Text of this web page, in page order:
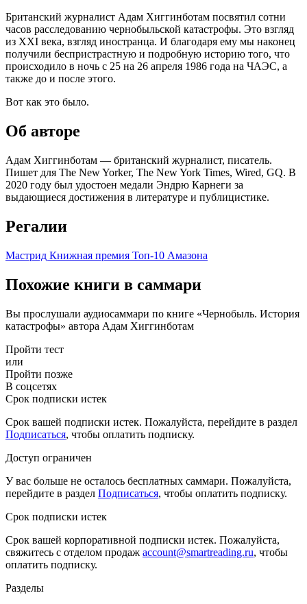
Британский журналист Адам Хиггинботам посвятил сотни
часов расследованию чернобыльской катастрофы. Это взгляд
из XXI века, взгляд иностранца. И благодаря ему мы наконец
получили беспристрастную и подробную историю того, что
происходило в ночь с 25 на 26 апреля 1986 года на ЧАЭС, а
также до и после этого.
Вот как это было.
Об авторе
Адам Хиггинботам — британский журналист, писатель.
Пишет для The New Yorker, The New York Times, Wired, GQ. В
2020 году был удостоен медали Эндрю Карнеги за
выдающиеся достижения в литературе и публицистике.
Регалии
Мастрид Книжная премия Топ-10 Амазона
Похожие книги в саммари
Вы прослушали аудиосаммари по книге «Чернобыль. История
катастрофы» автора Адам Хиггинботам
Пройти тест
или
Пройти позже
В соцсетях
Срок подписки истек
Срок вашей подписки истек. Пожалуйста, перейдите в раздел
Подписаться, чтобы оплатить подписку.
Доступ ограничен
У вас больше не осталось бесплатных саммари. Пожалуйста,
перейдите в раздел Подписаться, чтобы оплатить подписку.
Срок подписки истек
Срок вашей корпоративной подписки истек. Пожалуйста,
свяжитесь с отделом продаж account@smartreading.ru, чтобы
оплатить подписку.
Разделы